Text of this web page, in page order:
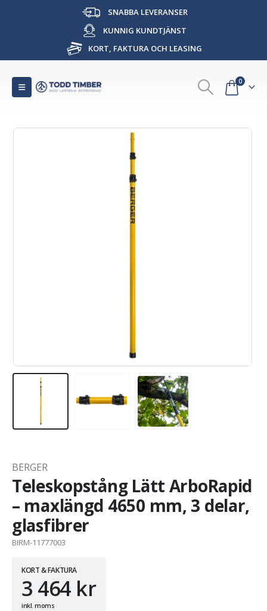
SNABBA LEVERANSER
KUNNIG KUNDTJÄNST
KORT, FAKTURA OCH LEASING
0
BERGER
Teleskopstång Lätt ArboRapid
– maxlängd 4650 mm, 3 delar,
glasfibrer
BIRM-11777003
KORT & FAKTURA
3 464 kr
inkl. moms